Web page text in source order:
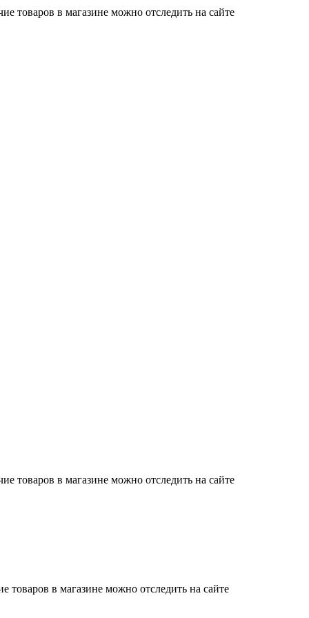
в магазине можно отследить на сайте
в магазине можно отследить на сайте
в магазине можно отследить на сайте